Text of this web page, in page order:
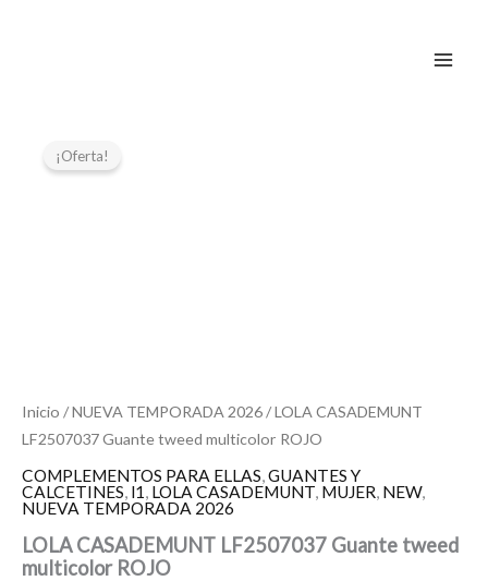
¡Oferta!
Inicio /NUEVA TEMPORADA 2026/ LOLA CASADEMUNT
LF2507037 Guante tweed multicolor ROJO
COMPLEMENTOS PARA ELLAS,GUANTES Y
CALCETINES, l1, LOLA CASADEMUNT, MUJER, NEW,
NUEVA TEMPORADA 2026
LOLA CASADEMUNT LF2507037 Guante tweed
multicolor ROJO
CASADEMUNT
LF2507037